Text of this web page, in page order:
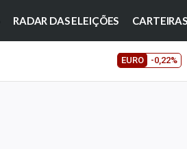
RADAR DAS ELEIÇÕES
EURO -0,22%